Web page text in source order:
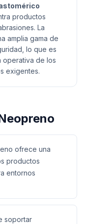
productos
La
amplia gama de
lo que es
operativa de los
exigentes.
ofrece una
productos
entornos
soportar